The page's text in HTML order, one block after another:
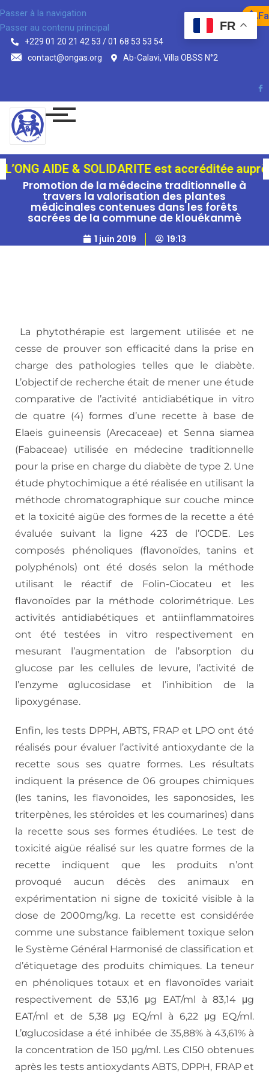
Passer à la navigation
Passer au contenu principal
+229 01 20 21 42 53 / 01 68 53 53 54
contact@ongas.org
Ab-Calavi, Villa OBSS N°2
AIDE & SOLIDARITE est accréditée
Promotion de la médecine traditionnelle à
travers la valorisation des plantes
médicinales contenues dans les forêts
sacrées de la commune de klouékanmè
1 juin 2019 19:13
La phytothérapie est largement utilisée et ne
cesse de prouver son efficacité dans la prise en
charge des pathologies telles que le diabète.
L’objectif de recherche était de mener une étude
comparative de l’activité antidiabétique in vitro
de quatre (4) formes d’une recette à base de
Elaeis guineensis (Arecaceae) et Senna siamea
(Fabaceae) utilisée en médecine traditionnelle
pour la prise en charge du diabète de type 2. Une
étude phytochimique a été réalisée en utilisant la
méthode chromatographique sur couche mince
et la toxicité aigüe des formes de la recette a été
évaluée suivant la ligne 423 de l’OCDE. Les
composés phénoliques (flavonoïdes, tanins et
polyphénols) ont été dosés selon la méthode
utilisant le réactif de Folin-Ciocateu et les
flavonoïdes par la méthode colorimétrique. Les
activités antidiabétiques et antiinflammatoires
ont été testées in vitro respectivement en
mesurant l’augmentation de l’absorption du
glucose par les cellules de levure, l’activité de
l’enzyme αglucosidase et l’inhibition de la
lipoxygénase.
Enfin, les tests DPPH, ABTS, FRAP et LPO ont été
réalisés pour évaluer l’activité antioxydante de la
recette sous ses quatre formes. Les résultats
indiquent la présence de 06 groupes chimiques
(les tanins, les flavonoïdes, les saponosides, les
triterpènes, les stéroïdes et les coumarines) dans
la recette sous ses formes étudiées. Le test de
toxicité aigüe réalisé sur les quatre formes de la
recette indiquent que les produits n’ont
provoqué aucun décès des animaux en
expérimentation ni signe de toxicité visible à la
dose de 2000mg/kg. La recette est considérée
comme une substance faiblement toxique selon
le Système Général Harmonisé de classification et
d’étiquetage des produits chimiques. La teneur
en phénoliques totaux et en flavonoïdes variait
respectivement de 53,16 μg EAT/ml à 83,14 μg
EAT/ml et de 5,38 μg EQ/ml à 6,22 μg EQ/ml.
L’αglucosidase a été inhibée de 35,88% à 43,61% à
la concentration de 150 μg/ml. Les CI50 obtenues
après les tests antioxydants ABTS, DPPH, FRAP et
FR